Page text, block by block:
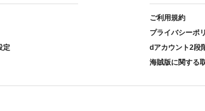
定
ご利用規約
プライバシーポ
dアカウント2段
海賊版に関する